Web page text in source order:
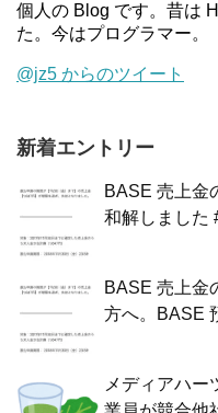
個人の Blog です。昔は
た。今はプログラマー。
@jz5 からのツイート
新着エントリー
BASE 売上金
和解しました
BASE 売上金
方へ。BASE
メディアハー